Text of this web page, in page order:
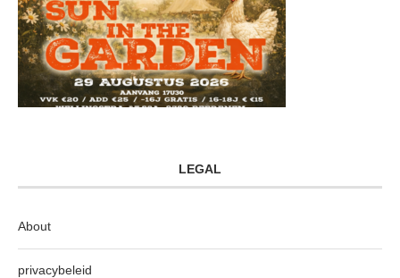
LEGAL
About
privacybeleid